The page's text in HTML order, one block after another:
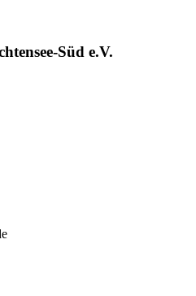
Süd e.V.